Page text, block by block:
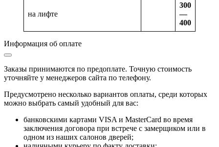
на лифте
300
—
400
Информация об оплате
Заказы принимаются по предоплате. Точную стоимость
уточняйте у менеджеров сайта по телефону.
Предусмотрено несколько вариантов оплаты, среди которых
можно выбрать самый удобный для вас:
банковскими картами VISA и MasterCard во время
заключения договора при встрече с замерщиком или в
одном из наших салонов дверей;